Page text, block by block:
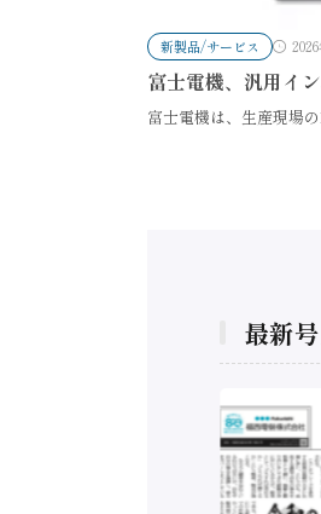
新製品/サービス
富士電機、汎用イ
富士電機は、生産現場
最新